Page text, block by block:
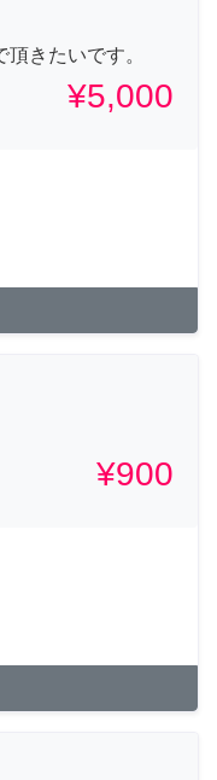
きたいです。
¥5,000
¥900